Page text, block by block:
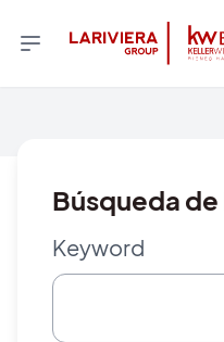
Búsqueda
Keyword